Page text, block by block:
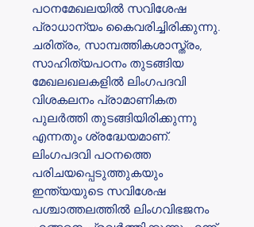
പഠനമേഖലയിൽ സവിശേഷ
പ്രാധാന്യം കൈവരിച്ചിരിക്കുന്നു.
ചരിത്രം, സാമ്പത്തികശാസ്ത്രം,
സാഹിത്യപഠനം തുടങ്ങിയ
മേഖലഖലകളിൽ ലിംഗപദവി
വിശകലനം പ്രാമാണികത
പുലർത്തി തുടങ്ങിയിരിക്കുന്നു
എന്നതും ശ്രദ്ധേയമാണ്.
ലിംഗപദവി പഠനത്തെ
പരിചയപ്പെടുത്തുകയും
ഇന്ത്യയുടെ സവിശേഷ
പശ്ചാത്തലത്തിൽ ലിംഗവിഭജനം